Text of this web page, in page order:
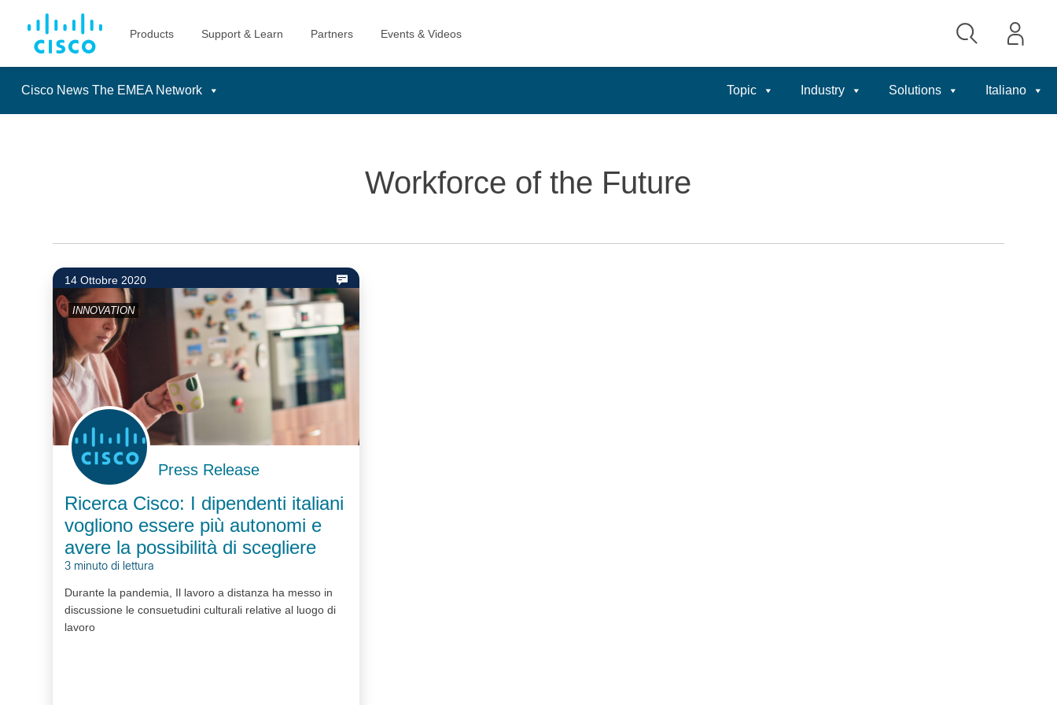
Cisco News The EMEA Network Topic Industry Solutions Italiano
Workforce of the Future
14 Ottobre 2020
INNOVATION
Press Release
Ricerca Cisco: I dipendenti italiani
vogliono essere più autonomi e
avere la possibilità di scegliere
3 minuto di lettura
Durante la pandemia, Il lavoro a distanza ha messo in
discussione le consuetudini culturali relative al luogo di
lavoro